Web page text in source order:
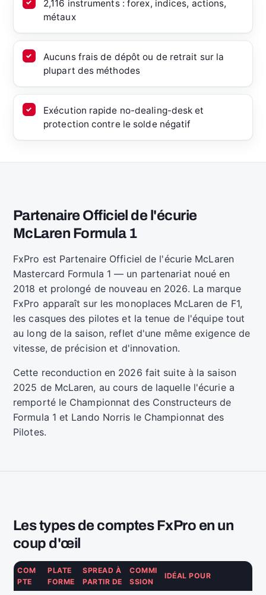
2,116 instruments : forex, indices, actions,
métaux
Aucuns frais de dépôt ou de retrait sur la
plupart des méthodes
Exécution rapide no-dealing-desk et
protection contre le solde négatif
Partenaire Officiel de l'écurie
McLaren Formula 1
FxPro est Partenaire Officiel de l'écurie McLaren
Mastercard Formula 1 — un partenariat noué en
2018 et prolongé de nouveau en 2026. La marque
FxPro apparaît sur les monoplaces McLaren de F1,
les casques des pilotes et la tenue de l'équipe tout
au long de la saison, reflet d'une même exigence de
vitesse, de précision et d'innovation.
Cette reconduction en 2026 fait suite à la saison
2025 de McLaren, au cours de laquelle l'écurie a
remporté le Championnat des Constructeurs de
Formula 1 et Lando Norris le Championnat des
Pilotes.
Les types de comptes FxPro en un
coup d'œil
COM
PTE
PLATE
FORME
SPREAD À
PARTIR DE
COMMI
SSION
IDÉAL POUR